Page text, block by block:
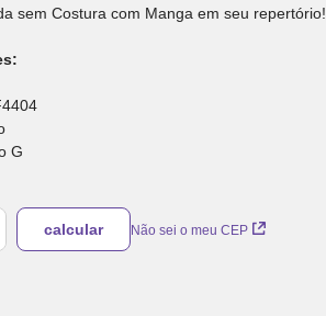
sem Costura com Manga em seu repertório!
G
Não sei o meu CEP